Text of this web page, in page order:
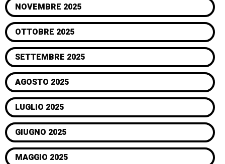
NOVEMBRE 2025
OTTOBRE 2025
SETTEMBRE 2025
AGOSTO 2025
LUGLIO 2025
GIUGNO 2025
MAGGIO 2025